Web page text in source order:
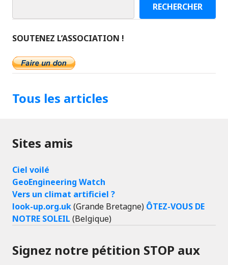
RECHERCHER
SOUTENEZ L’ASSOCIATION !
Tous les articles
Sites amis
Ciel voilé
GeoEngineering Watch
Vers un climat artificiel ?
look-up.org.uk(Grande Bretagne) ÔTEZ-VOUS DE
NOTRE SOLEIL (Belgique)
Signez notre pétition STOP aux